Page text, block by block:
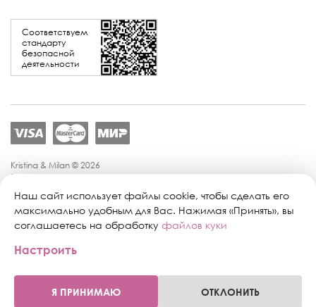
Соответствуем
стандарту
безопасной
деятельности
Kristina & Milan © 2026
Политика конфиденциальности
Политика обработки персональных данных
Публичная оферта
Персональные настройки файлов cookie
Поддержка сайта:
Наш сайт использует файлы cookie, чтобы сделать его
максимально удобным для Вас. Нажимая «Принять», вы
соглашаетесь на обработку файлов куки
Настроить
Я ПРИНИМАЮ ОТКЛОНИТЬ